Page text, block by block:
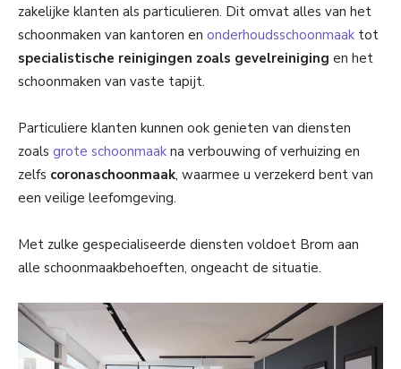
zakelijke klanten als particulieren. Dit omvat alles van het
schoonmaken van kantoren en onderhoudsschoonmaak tot
specialistische reinigingen zoals gevelreiniging en het
schoonmaken van vaste tapijt.
Particuliere klanten kunnen ook genieten van diensten
zoals grote schoonmaak na verbouwing of verhuizing en
zelfs coronaschoonmaak, waarmee u verzekerd bent van
een veilige leefomgeving.
Met zulke gespecialiseerde diensten voldoet Brom aan
alle schoonmaakbehoeften, ongeacht de situatie.